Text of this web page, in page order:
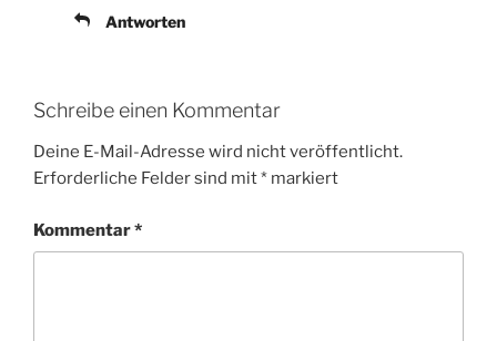
Antworten
Schreibe einen Kommentar
Deine E-Mail-Adresse wird nicht veröffentlicht.
Erforderliche Felder sind mit* markiert
Kommentar*